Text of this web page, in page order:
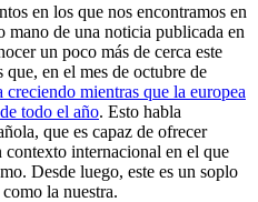
en los que nos encontramos en
mano de una noticia publicada en
un poco más de cerca este
en el mes de octubre de
creciendo mientras que la europea
todo el año. Esto habla
que es capaz de ofrecer
contexto internacional en el que
Desde luego, este es un soplo
la nuestra.